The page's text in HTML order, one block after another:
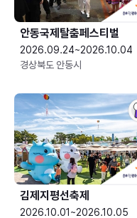
안동국제탈춤페스티벌
2026.09.24~2026.10.04
경상북도 안동시
김제지평선축제
2026.10.01~2026.10.05